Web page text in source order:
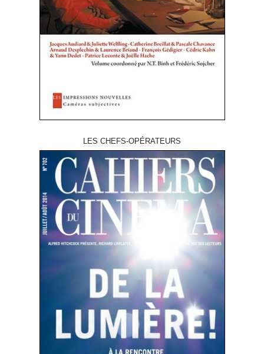
LES CHEFS-OPÉRATEURS